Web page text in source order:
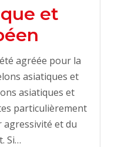
et
agréée pour la
asiatiques et
asiatiques et
particulièrement
agressivité et du
Si…